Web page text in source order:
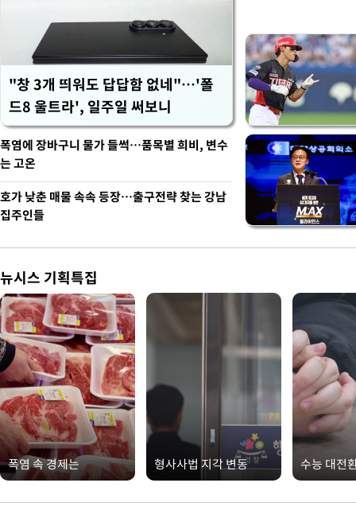
"창 3개 띄워도 답답함 없네"…'폴
드8 울트라', 일주일 써보니
폭염에 장바구니 물가 들썩…품목별 희비, 변수
는 고온
호가 낮춘 매물 속속 등장…출구전략 찾는 강남
집주인들
뉴시스 기획특집
폭염 속 경제는 형사사법 지각 변동 수능 대전